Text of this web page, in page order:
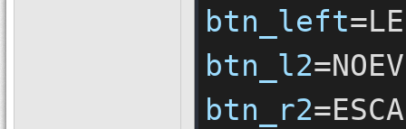
btn_left
btn_l2
btn_r2